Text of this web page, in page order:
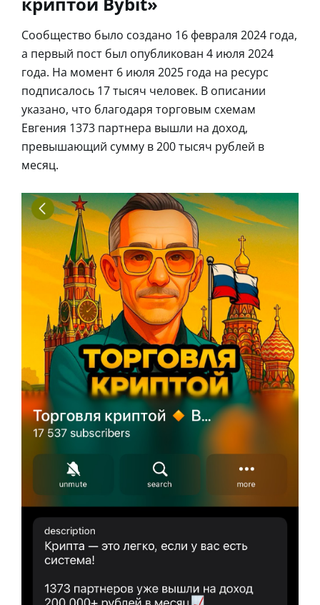
Сообщество было создано 16 февраля 2024 года,
а первый пост был опубликован 4 июля 2024
года. На момент 6 июля 2025 года на ресурс
подписалось 17 тысяч человек. В описании
указано, что благодаря торговым схемам
Евгения 1373 партнера вышли на доход,
превышающий сумму в 200 тысяч рублей в
месяц.